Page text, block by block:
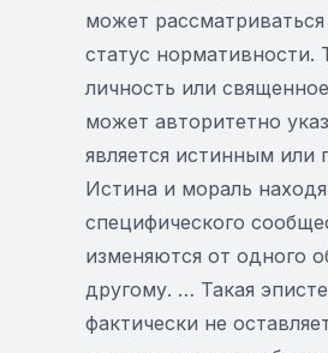
может
статус нормативности.
личность или
может авторитетно
является истинным или
Истина и мораль
специфического
изменяются от одного
другому. … Такая
фактически не